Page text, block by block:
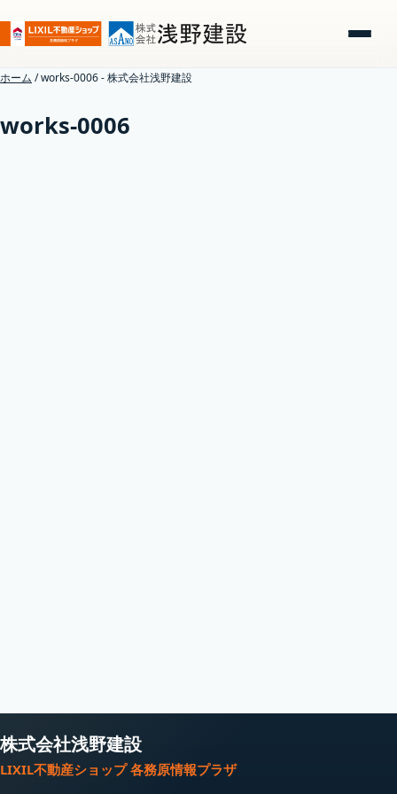
ホーム /works-0006 - 株式会社浅野建設
works-0006
株式会社浅野建設
LIXIL不動産ショップ 各務原情報プラザ